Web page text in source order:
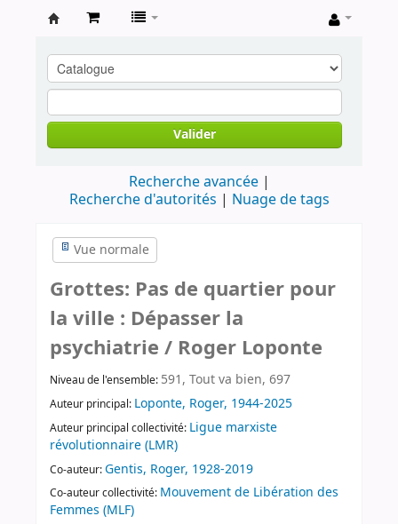
contestataires
Valider
Recherche avancée
Recherche d'autorités
Nuage de tags
Vue normale
Grottes: Pas de quartier pour
la ville : Dépasser la
psychiatrie / Roger Loponte
Niveau de l'ensemble: 591, Tout va bien, 697
Auteur principal: Loponte, Roger, 1944-2025
Auteur principal collectivité: Ligue marxiste
révolutionnaire (LMR)
Co-auteur:Gentis, Roger, 1928-2019
Co-auteur collectivité: Mouvement de Libération des
Femmes (MLF)